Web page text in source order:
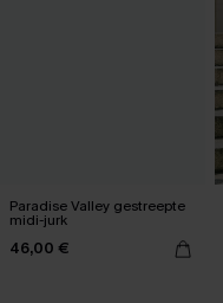
Paradise Valley gestreepte
midi-jurk
46,00 €